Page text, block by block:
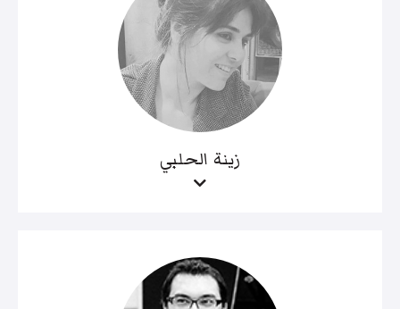
زينة الحلبي